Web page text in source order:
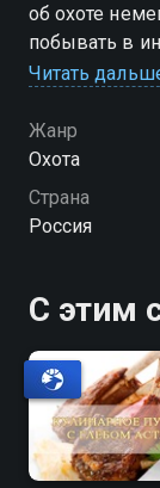
об охоте
побывать в
историей
обычаях
Посмотреть
Восточной
Читать
Жанр
Охота
Страна
Россия
С этим